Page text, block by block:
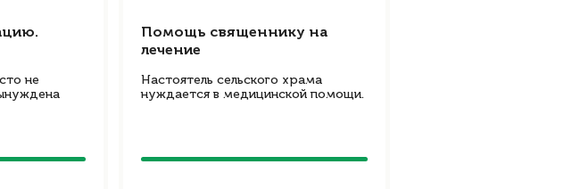
не
Помощь священнику на
лечение
Настоятель сельского храма
нуждается в медицинской помощи.